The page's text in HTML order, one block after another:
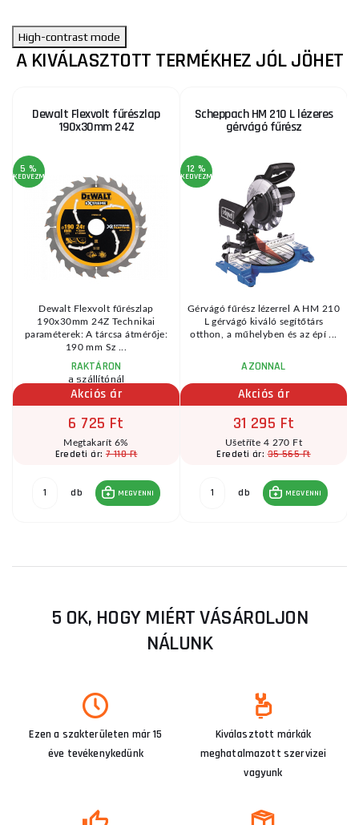
High-contrast mode
A KIVÁLASZTOTT TERMÉKHEZ JÓL JÖHET
Dewalt Flexvolt fűrészlap
190x30mm 24Z
5 %
KEDVEZMÉNY
Dewalt Flexvolt fűrészlap
190x30mm 24Z Technikai
paraméterek: A tárcsa átmérője:
190 mm Sz ...
RAKTÁRON
a szállítónál
Akciós ár
6 725 Ft
Megtakarít 6%
Eredeti ár:7 110 Ft
db MEGVENNI
Scheppach HM 210 L lézeres
gérvágó fűrész
12 %
KEDVEZMÉNY
Gérvágó fűrész lézerrel A HM 210
L gérvágó kiváló segítőtárs
otthon, a műhelyben és az épí ...
AZONNAL
Akciós ár
31 295 Ft
Ušetříte 4 270 Ft
Eredeti ár:35 565 Ft
db MEGVENNI
5 OK, HOGY MIÉRT VÁSÁROLJON
NÁLUNK
Ezen a szakterületen már 15
éve tevékenykedünk
Kiválasztott márkák
meghatalmazott szervizei
vagyunk